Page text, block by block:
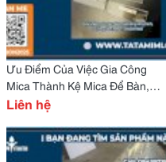
Ưu Điểm Của Việc Gia Công
Mica Thành Kệ Mica Để Bàn,
Biển Đón Mica A4
Liên hệ